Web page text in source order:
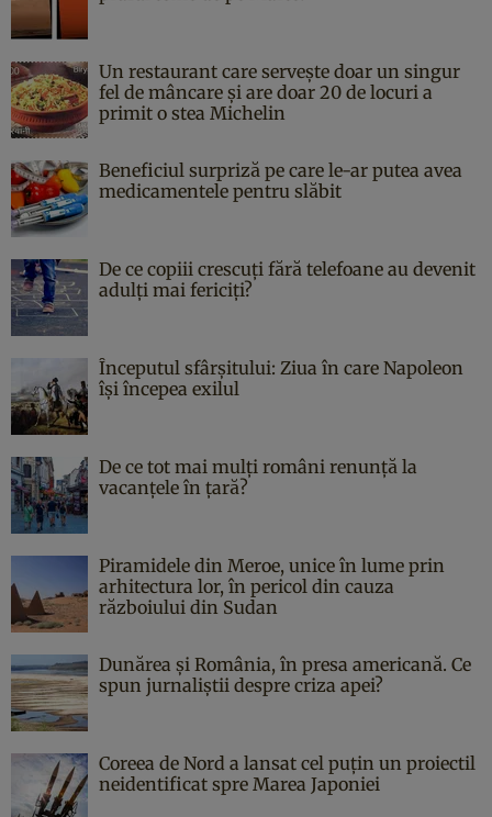
Un restaurant care servește doar un singur
fel de mâncare și are doar 20 de locuri a
primit o stea Michelin
Beneficiul surpriză pe care le-ar putea avea
medicamentele pentru slăbit
De ce copiii crescuți fără telefoane au devenit
adulți mai fericiți?
Începutul sfârşitului: Ziua în care Napoleon
îşi începea exilul
De ce tot mai mulți români renunță la
vacanțele în țară?
Piramidele din Meroe, unice în lume prin
arhitectura lor, în pericol din cauza
războiului din Sudan
Dunărea și România, în presa americană. Ce
spun jurnaliștii despre criza apei?
Coreea de Nord a lansat cel puțin un proiectil
neidentificat spre Marea Japoniei